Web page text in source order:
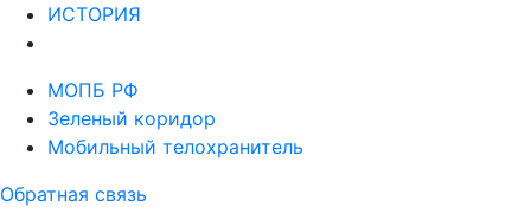
ИСТОРИЯ
МОПБ РФ
Зеленый коридор
Мобильный телохранитель
Обратная связь